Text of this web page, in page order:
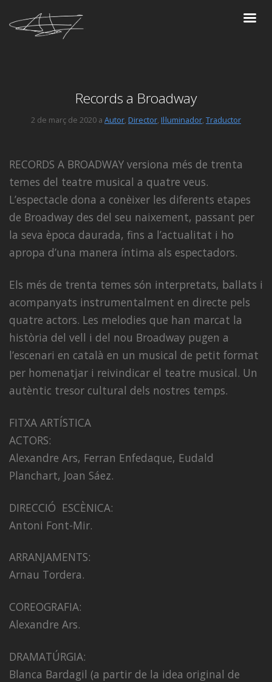
Records a Broadway
2 de març de 2020 a Autor, Director, Il·luminador, Traductor
RECORDS A BROADWAY versiona més de trenta
temes del teatre musical a quatre veus.
L’espectacle dona a conèixer les diferents etapes
de Broadway des del seu naixement, passant per
la seva època daurada, fins a l’actualitat i ho
apropa d’una manera íntima als espectadors.
Els més de trenta temes són interpretats, ballats i
acompanyats instrumentalment en directe pels
quatre actors. Les melodies que han marcat la
història del vell i del nou Broadway pugen a
l’escenari en català en un musical de petit format
per homenatjar i reivindicar el teatre musical. Un
autèntic tresor cultural dels nostres temps.
FITXA ARTÍSTICA
ACTORS:
Alexandre Ars, Ferran Enfedaque, Eudald
Planchart, Joan Sáez.
DIRECCIÓ ESCÈNICA:
Antoni Font-Mir.
ARRANJAMENTS:
Arnau Tordera.
COREOGRAFIA:
Alexandre Ars.
DRAMATÚRGIA:
Blanca Bardagil (a partir de la idea original de